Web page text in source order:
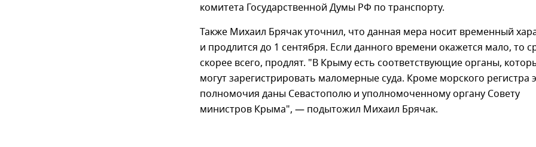
комитета Государственной Думы РФ по транспорту.
Также Михаил Брячак уточнил, что данная мера носит временный
и продлится до 1 сентября. Если данного времени окажется мало, то
скорее всего, продлят. "В Крыму есть соответствующие органы,
могут зарегистрировать маломерные суда. Кроме морского регистра
полномочия даны Севастополю и уполномоченному органу Совету
министров Крыма", — подытожил Михаил Брячак.